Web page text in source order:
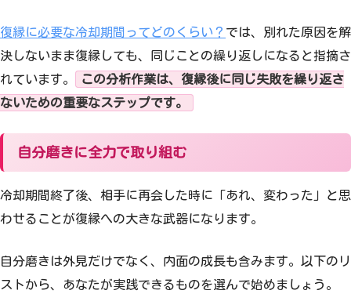
復縁に必要な冷却期間ってどのくらい？ では、別れた原因を解
決しないまま復縁しても、同じことの繰り返しになると指摘さ
れています。
この分析作業は、復縁後に同じ失敗を繰り返さ
ないための重要なステップです。
自分磨きに全力で取り組む
冷却期間終了後、相手に再会した時に「あれ、変わった」と思
わせることが復縁への大きな武器になります。
自分磨きは外見だけでなく、内面の成長も含みます。以下のリ
ストから、あなたが実践できるものを選んで始めましょう。